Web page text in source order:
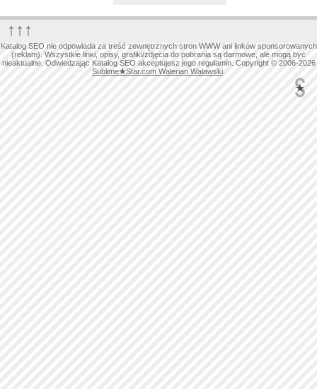
↑↑↑
Katalog SEO nie odpowiada za treść zewnętrznych stron WWW ani linków sponsorowanych
(reklam). Wszystkie linki, opisy, grafiki/zdjęcia do pobrania są darmowe, ale mogą być
nieaktualne. Odwiedzając Katalog SEO akceptujesz jego regulamin. Copyright © 2006-2026
Sublime★Star.com Walerian Walawski